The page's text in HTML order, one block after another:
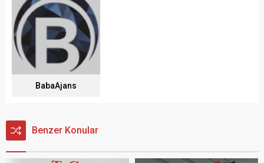
BabaAjans
Benzer Konular